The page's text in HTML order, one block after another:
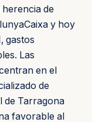
de
y hoy
gastos
Las
en el
de
de Tarragona
favorable al